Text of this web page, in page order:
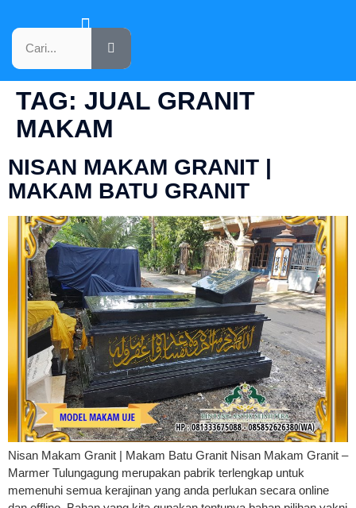
TAG: JUAL GRANIT
MAKAM
NISAN MAKAM GRANIT |
MAKAM BATU GRANIT
Nisan Makam Granit | Makam Batu Granit Nisan Makam Granit –
Marmer Tulungagung merupakan pabrik terlengkap untuk
memenuhi semua kerajinan yang anda perlukan secara online